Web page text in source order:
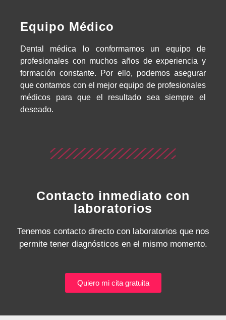
Equipo Médico
Dental médica lo conformamos un equipo de
profesionales con muchos años de experiencia y
formación constante. Por ello, podemos asegurar
que contamos con el mejor equipo de profesionales
médicos para que el resultado sea siempre el
deseado.
Contacto inmediato con
laboratorios
Tenemos contacto directo con laboratorios que nos
permite tener diagnósticos en el mismo momento.
Quiero mi cita gratuita